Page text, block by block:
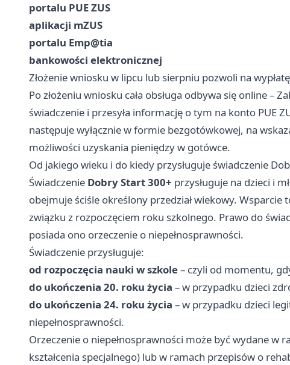
portalu PUE ZUS
aplikacji mZUS
portalu Emp@tia
bankowości elektronicznej
Złożenie wniosku w lipcu lub sierpniu pozwoli na
Po złożeniu wniosku cała obsługa odbywa się online –
świadczenie i przesyła informację o tym na konto PUE
następuje wyłącznie w formie bezgotówkowej, na
możliwości uzyskania pieniędzy w gotówce.
Od jakiego wieku i do kiedy przysługuje świadczenie
Świadczenie Dobry Start 300+ przysługuje na dzieci i
obejmuje ściśle określony przedział wiekowy. Wsparcie
związku z rozpoczęciem roku szkolnego. Prawo do
posiada ono orzeczenie o niepełnosprawności.
Świadczenie przysługuje:
od rozpoczęcia nauki w szkole– czyli od momentu,
do ukończenia 20. roku życia – w przypadku dzieci
do ukończenia 24. roku życia – w przypadku dzieci
niepełnosprawności.
Orzeczenie o niepełnosprawności może być wydane w
kształcenia specjalnego) lub w ramach przepisów o